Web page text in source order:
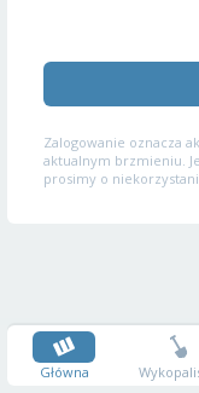
Zalogowanie oznacza
aktualnym brzmieniu.
prosimy o
Główna